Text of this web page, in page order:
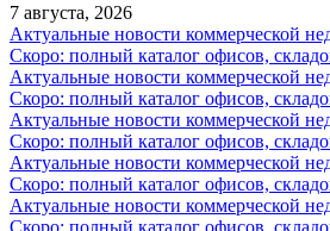
7 августа, 2026
Актуальные новости коммерческой
Скоро: полный каталог офисов,
Актуальные новости коммерческой
Скоро: полный каталог офисов,
Актуальные новости коммерческой
Скоро: полный каталог офисов,
Актуальные новости коммерческой
Скоро: полный каталог офисов,
Актуальные новости коммерческой
Скоро: полный каталог офисов,